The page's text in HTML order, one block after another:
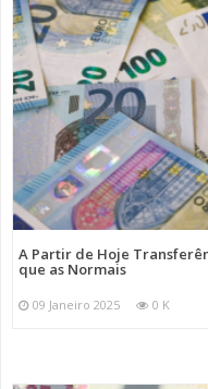
A Partir de Hoje
que as Normais
09 Janeiro 2025 0 K